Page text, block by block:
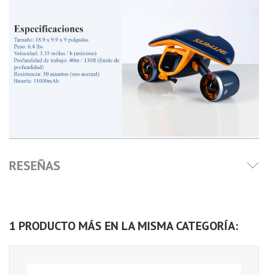
RESEÑAS
1 PRODUCTO MÁS EN LA MISMA CATEGORÍA: